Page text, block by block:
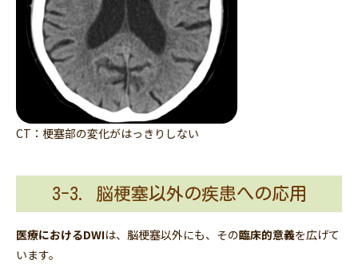
CT：梗塞部の変化がはっきりしない
3-3. 脳梗塞以外の疾患への応用
医療におけるDWIは、脳梗塞以外にも、その臨床的意義を広げて
います。